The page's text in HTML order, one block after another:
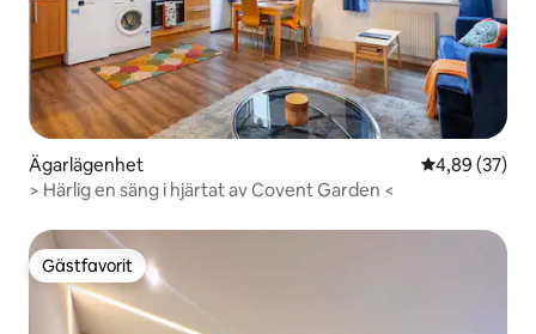
Ägarlägenhet 4,89 av 5 i
4,89 (37)
> Härlig en säng i hjärtat av Covent Garden <
Gästfavorit
Gästfavorit